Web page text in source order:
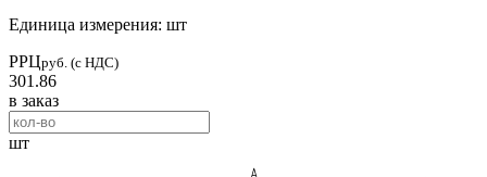
Единица измерения: шт
РРЦруб. (с НДС)
301.86
в заказ
шт